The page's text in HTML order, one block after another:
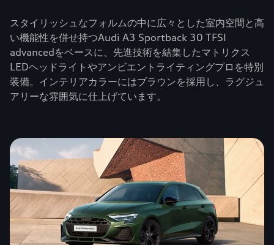
スタイリッシュなフォルムの中に広々とした室内空間と高
い機能性を併せ持つAudi A3 Sportback 30 TFSI
advancedをベースに、先進技術を結集したマトリクス
LEDヘッドライトやアンビエントライティングプロを特別
装備。インテリアカラーにはブラウンを採用し、ラグジュ
アリーな雰囲気に仕上げています。